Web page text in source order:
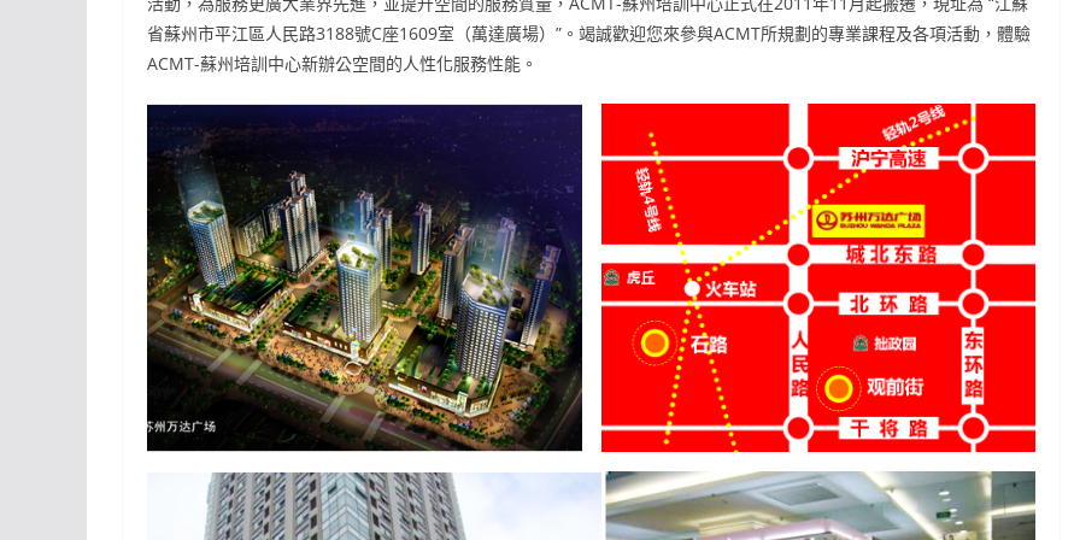
省蘇州市平江區人民路3188號C座1609室（萬達廣場）”。竭誠歡迎您來參與ACMT所規劃的專業課程及各項活動，體驗
ACMT-蘇州培訓中心新辦公空間的人性化服務性能。